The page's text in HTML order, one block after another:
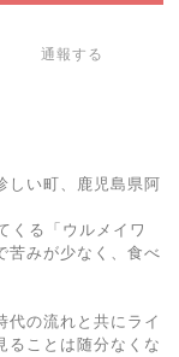
通報する
しい町、鹿児島県阿
くる「ウルメイワ
苦みが少なく、食べ
代の流れと共にライ
ることは随分なくな